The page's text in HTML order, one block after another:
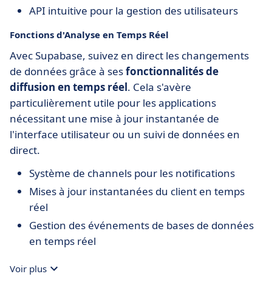
API intuitive pour la gestion des utilisateurs
Fonctions d'Analyse en Temps Réel
Avec Supabase, suivez en direct les changements
de données grâce à sesfonctionnalités de
diffusion en temps réel. Cela s'avère
particulièrement utile pour les applications
nécessitant une mise à jour instantanée de
l'interface utilisateur ou un suivi de données en
direct.
Système de channels pour les notifications
Mises à jour instantanées du client en temps
réel
Gestion des événements de bases de données
en temps réel
Voir plus